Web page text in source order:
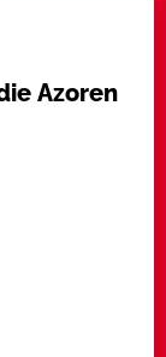
Azoren